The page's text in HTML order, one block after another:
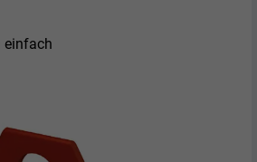
einfach